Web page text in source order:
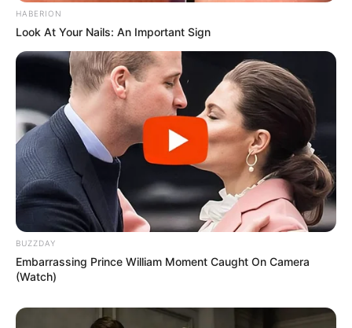
HABERION
Look At Your Nails: An Important Sign
BUZZDAY
Embarrassing Prince William Moment Caught On Camera
(Watch)